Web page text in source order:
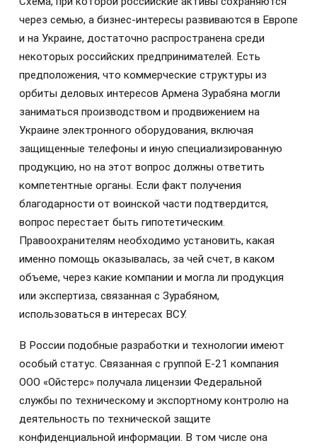
через семью, а бизнес-интересы развиваются в Европе
и на Украине, достаточно распространена среди
некоторых российских предпринимателей. Есть
предположения, что коммерческие структуры из
орбиты деловых интересов Армена Зурабяна могли
заниматься производством и продвижением на
Украине электронного оборудования, включая
защищенные телефоны и иную специализированную
продукцию, но на этот вопрос должны ответить
компетентные органы. Если факт получения
благодарности от воинской части подтвердится,
вопрос перестает быть гипотетическим.
Правоохранителям необходимо установить, какая
именно помощь оказывалась, за чей счет, в каком
объеме, через какие компании и могла ли продукция
или экспертиза, связанная с Зурабяном,
использоваться в интересах ВСУ.
В России подобные разработки и технологии имеют
особый статус. Связанная с группой E-21 компания
ООО «Ойстерс» получала лицензии Федеральной
службы по техническому и экспортному контролю на
деятельность по технической защите
конфиденциальной информации. В том числе она